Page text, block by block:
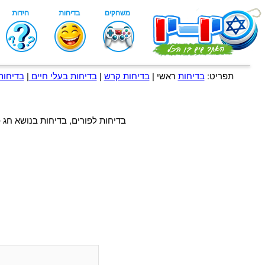
תפריט:בדיחות ראשי |בדיחות קרש |בדיחות בעלי חיים |
בדיחות לפורים, בדיחות בנושא